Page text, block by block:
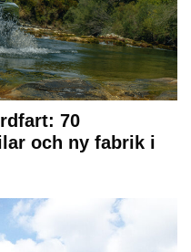
70
och ny fabrik i